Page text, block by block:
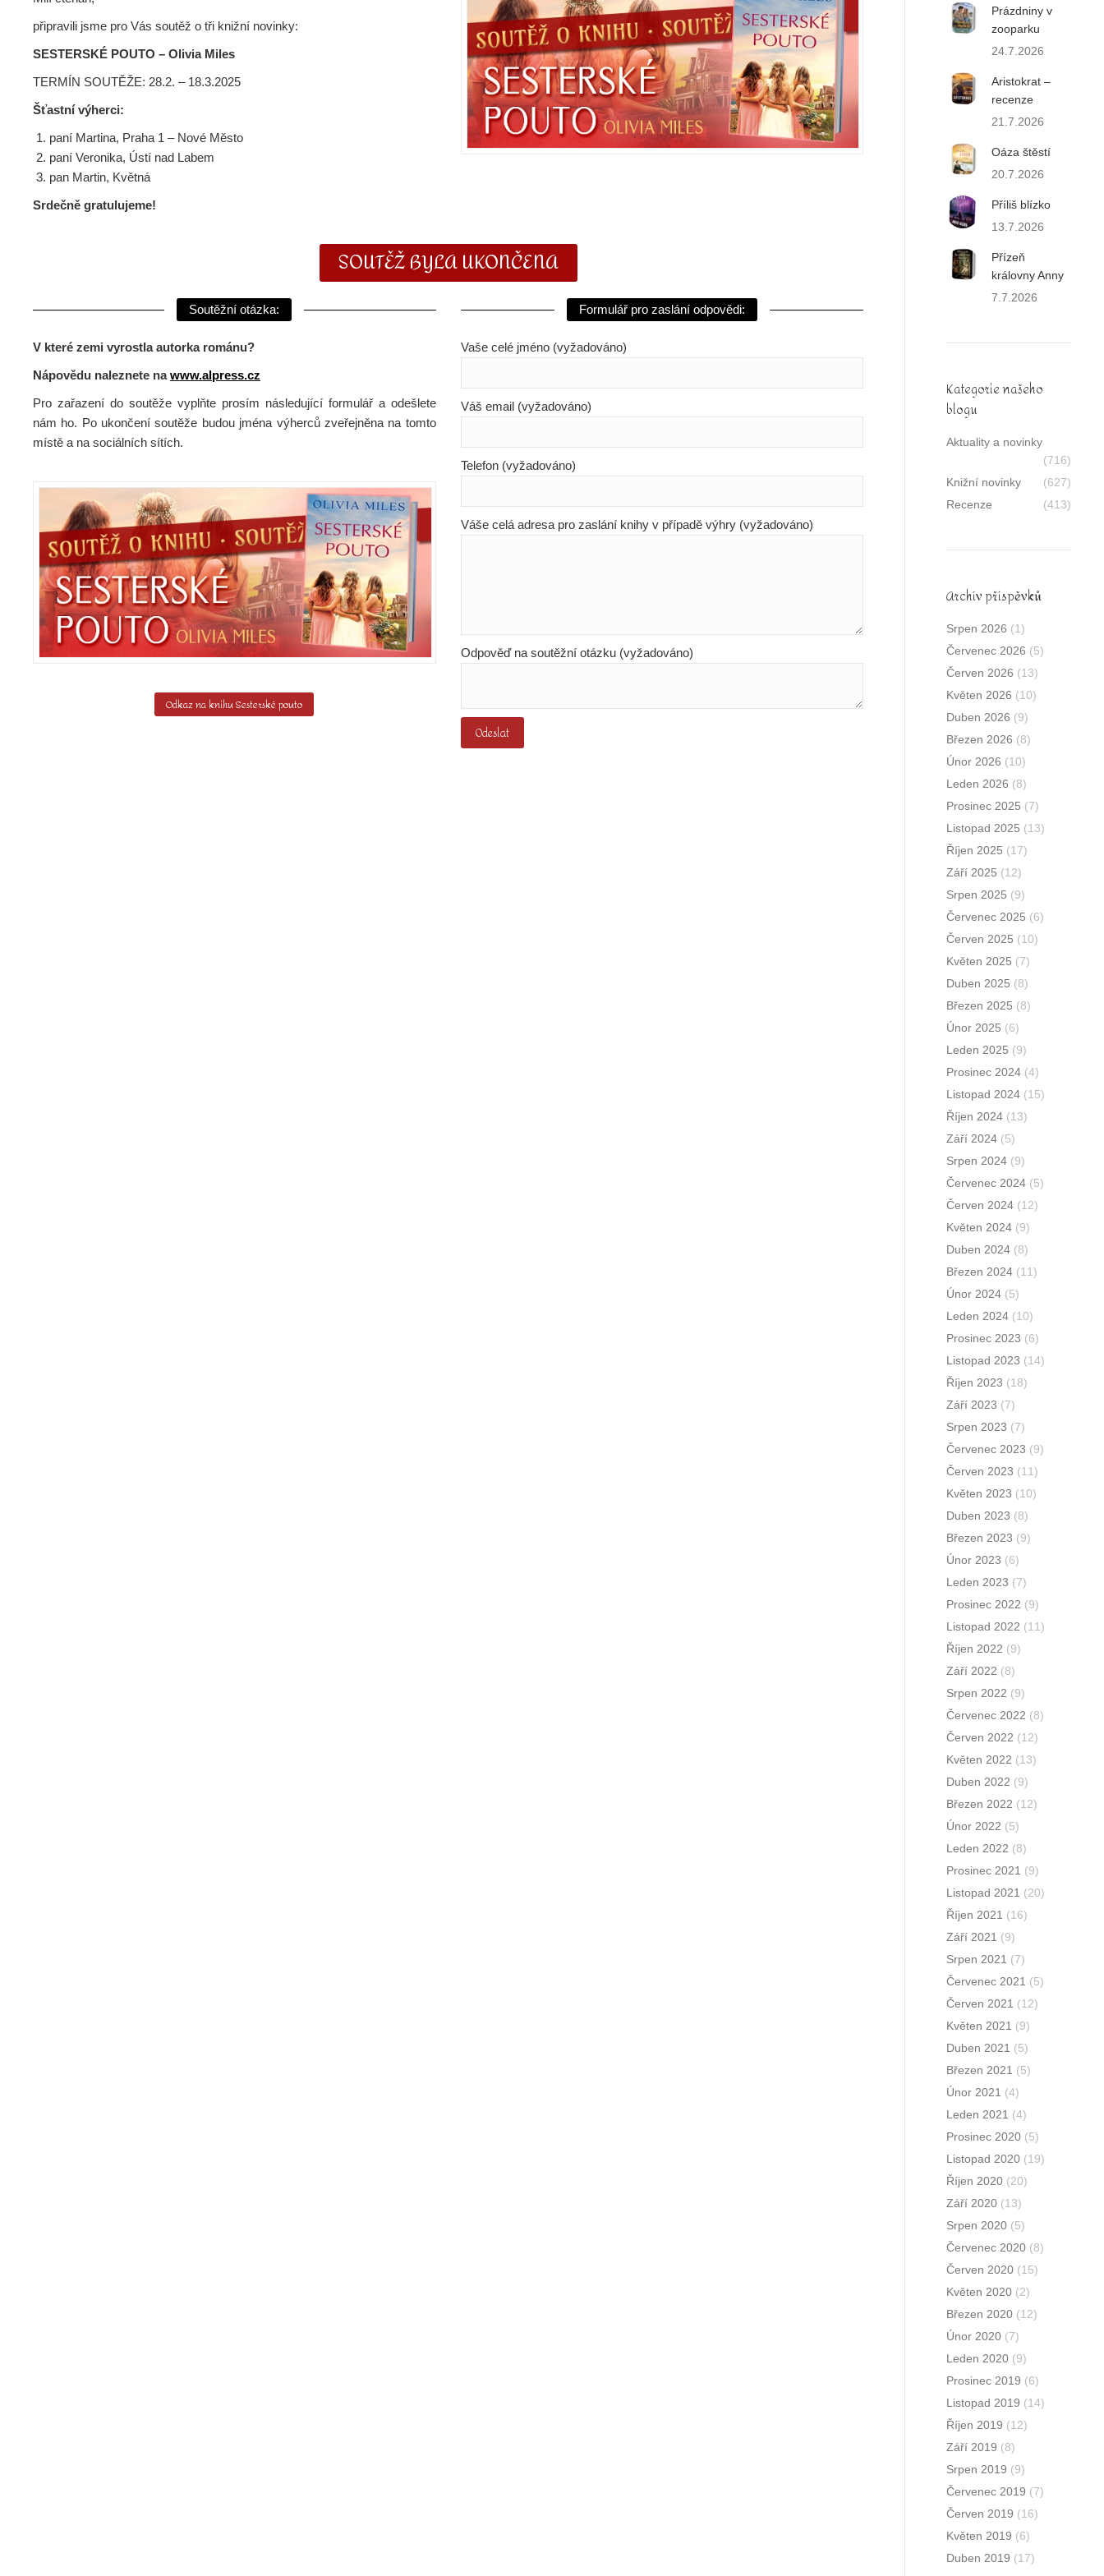
připravili jsme pro Vás soutěž o tři knižní novinky:
SESTERSKÉ POUTO – Olivia Miles
TERMÍN SOUTĚŽE: 28.2. – 18.3.2025
Šťastní výherci:
paní Martina, Praha 1 – Nové Město
paní Veronika, Ústí nad Labem
pan Martin, Květná
Srdečně gratulujeme!
SOUTĚŽ BYLA UKONČENA
Soutěžní otázka:
V které zemi vyrostla autorka románu?
Nápovědu naleznete nawww.alpress.cz
Pro zařazení do soutěže vyplňte prosím následující formulář a odešlete
nám ho. Po ukončení soutěže budou jména výherců zveřejněna na tomto
místě a na sociálních sítích.
Odkaz na knihu Sesterské pouto
Formulář pro zaslání odpovědi:
Vaše celé jméno (vyžadováno)
Váš email (vyžadováno)
Telefon (vyžadováno)
Váše celá adresa pro zaslání knihy v případě výhry (vyžadováno)
Odpověď na soutěžní otázku (vyžadováno)
Prázdniny v
zooparku
24.7.2026
Aristokrat –
recenze
21.7.2026
Oáza štěstí
20.7.2026
Příliš blízko
13.7.2026
Přízeň
královny Anny
7.7.2026
Kategorie našeho
blogu
Aktuality a novinky
(716)
Knižní novinky
(627)
Recenze
(413)
Archív příspěvků
Srpen 2026 (1)
Červenec 2026 (5)
Červen 2026 (13)
Květen 2026 (10)
Duben 2026 (9)
Březen 2026 (8)
Únor 2026 (10)
Leden 2026 (8)
Prosinec 2025 (7)
Listopad 2025 (13)
Říjen 2025 (17)
Září 2025 (12)
Srpen 2025 (9)
Červenec 2025 (6)
Červen 2025 (10)
Květen 2025 (7)
Duben 2025 (8)
Březen 2025 (8)
Únor 2025 (6)
Leden 2025 (9)
Prosinec 2024 (4)
Listopad 2024 (15)
Říjen 2024 (13)
Září 2024 (5)
Srpen 2024 (9)
Červenec 2024 (5)
Červen 2024 (12)
Květen 2024 (9)
Duben 2024 (8)
Březen 2024 (11)
Únor 2024 (5)
Leden 2024 (10)
Prosinec 2023 (6)
Listopad 2023 (14)
Říjen 2023 (18)
Září 2023 (7)
Srpen 2023 (7)
Červenec 2023 (9)
Červen 2023 (11)
Květen 2023 (10)
Duben 2023 (8)
Březen 2023 (9)
Únor 2023 (6)
Leden 2023 (7)
Prosinec 2022 (9)
Listopad 2022 (11)
Říjen 2022 (9)
Září 2022 (8)
Srpen 2022 (9)
Červenec 2022 (8)
Červen 2022 (12)
Květen 2022 (13)
Duben 2022 (9)
Březen 2022 (12)
Únor 2022 (5)
Leden 2022 (8)
Prosinec 2021 (9)
Listopad 2021 (20)
Říjen 2021 (16)
Září 2021 (9)
Srpen 2021 (7)
Červenec 2021 (5)
Červen 2021 (12)
Květen 2021 (9)
Duben 2021 (5)
Březen 2021 (5)
Únor 2021 (4)
Leden 2021 (4)
Prosinec 2020 (5)
Listopad 2020 (19)
Říjen 2020 (20)
Září 2020 (13)
Srpen 2020 (5)
Červenec 2020 (8)
Červen 2020 (15)
Květen 2020 (2)
Březen 2020 (12)
Únor 2020 (7)
Leden 2020 (9)
Prosinec 2019 (6)
Listopad 2019 (14)
Říjen 2019 (12)
Září 2019 (8)
Srpen 2019 (9)
Červenec 2019 (7)
Červen 2019 (16)
Květen 2019 (6)
Duben 2019 (17)